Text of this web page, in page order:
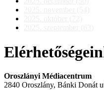
Oroszlányi Médiacentrum
2840 Oroszlány, Bánki Donát